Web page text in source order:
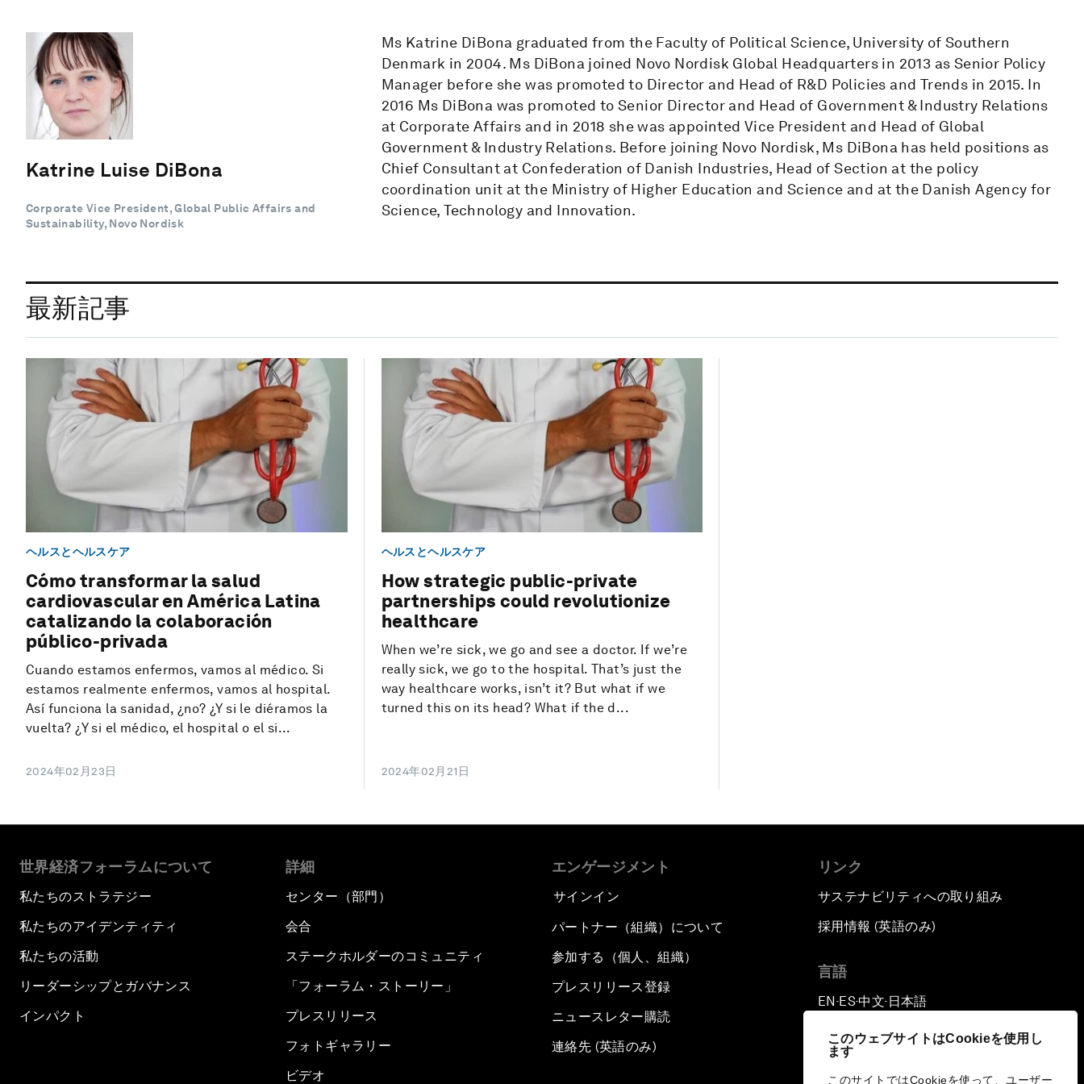
このウェブサイトはCookieを使用し
ます
このサイトではCookieを使って、ユーザー
Katrine Luise DiBona
Corporate Vice President, Global Public Affairs and
Sustainability, Novo Nordisk
Ms Katrine DiBona graduated from the Faculty of Political Science, University of Southern
Denmark in 2004. Ms DiBona joined Novo Nordisk Global Headquarters in 2013 as Senior Policy
Manager before she was promoted to Director and Head of R&D Policies and Trends in 2015. In
2016 Ms DiBona was promoted to Senior Director and Head of Government & Industry Relations
at Corporate Affairs and in 2018 she was appointed Vice President and Head of Global
Government & Industry Relations. Before joining Novo Nordisk, Ms DiBona has held positions as
Chief Consultant at Confederation of Danish Industries, Head of Section at the policy
coordination unit at the Ministry of Higher Education and Science and at the Danish Agency for
Science, Technology and Innovation.
最新記事
ヘルスとヘルスケア
Cómo transformar la salud
cardiovascular en América Latina
catalizando la colaboración
público-privada
Cuando estamos enfermos, vamos al médico. Si
estamos realmente enfermos, vamos al hospital.
Así funciona la sanidad, ¿no? ¿Y si le diéramos la
vuelta? ¿Y si el médico, el hospital o el si...
2024年02月23日
ヘルスとヘルスケア
How strategic public-private
partnerships could revolutionize
healthcare
When we’re sick, we go and see a doctor. If we’re
really sick, we go to the hospital. That’s just the
way healthcare works, isn’t it? But what if we
turned this on its head? What if the d...
2024年02月21日
世界経済フォーラムについて
私たちのストラテジー
私たちのアイデンティティ
私たちの活動
リーダーシップとガバナンス
インパクト
詳細
センター（部門）
会合
ステークホルダーのコミュニティ
「フォーラム・ストーリー」
プレスリリース
フォトギャラリー
ビデオ
エンゲージメント
サインイン
パートナー（組織）について
参加する（個人、組織）
プレスリリース登録
ニュースレター購読
連絡先 (英語のみ)
リンク
サステナビリティへの取り組み
採用情報 (英語のみ)
言語
EN ▪ ES▪中文▪ 日本語